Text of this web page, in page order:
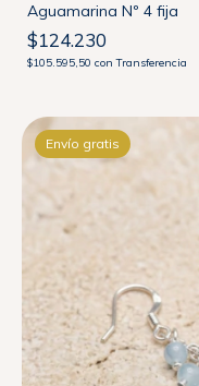
Aguamarina Nº 4 fija
$124.230
$105.595,50 con Transferencia
Envío gratis